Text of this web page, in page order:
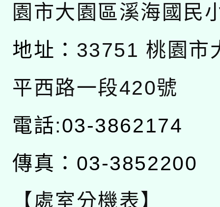
園市大園區溪海國民
地址： 33751 桃園市
平西路一段420號
電話:03-3862174
傳真：03-3852200
【處室分機表】